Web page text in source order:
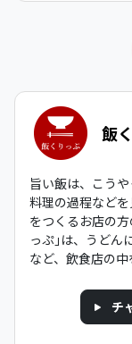
飯
旨い飯は、こうや
料理の過程など
をつくるお店の
っぷ｣は、うどん
など、飲食店の中
チ